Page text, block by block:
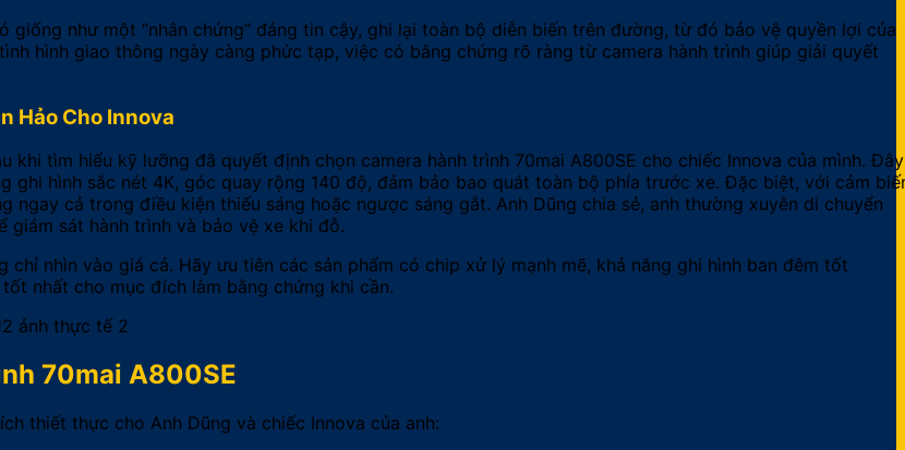
như một “nhân chứng” đáng tin cậy, ghi lại toàn bộ diễn biến trên đường, từ đó bảo vệ quyền lợi của
hình giao thông ngày càng phức tạp, việc có bằng chứng rõ ràng từ camera hành trình giúp giải quyết
Hảo Cho Innova
khi tìm hiểu kỹ lưỡng đã quyết định chọn camera hành trình 70mai A800SE cho chiếc Innova của mình. Đây
ghi hình sắc nét 4K, góc quay rộng 140 độ, đảm bảo bao quát toàn bộ phía trước xe. Đặc biệt, với cảm
ngay cả trong điều kiện thiếu sáng hoặc ngược sáng gắt. Anh Dũng chia sẻ, anh thường xuyên di chuyển
sát hành trình và bảo vệ xe khi đỗ.
chỉ nhìn vào giá cả. Hãy ưu tiên các sản phẩm có chip xử lý mạnh mẽ, khả năng ghi hình ban đêm tốt
nhất cho mục đích làm bằng chứng khi cần.
70mai A800SE
thiết thực cho Anh Dũng và chiếc Innova của anh: